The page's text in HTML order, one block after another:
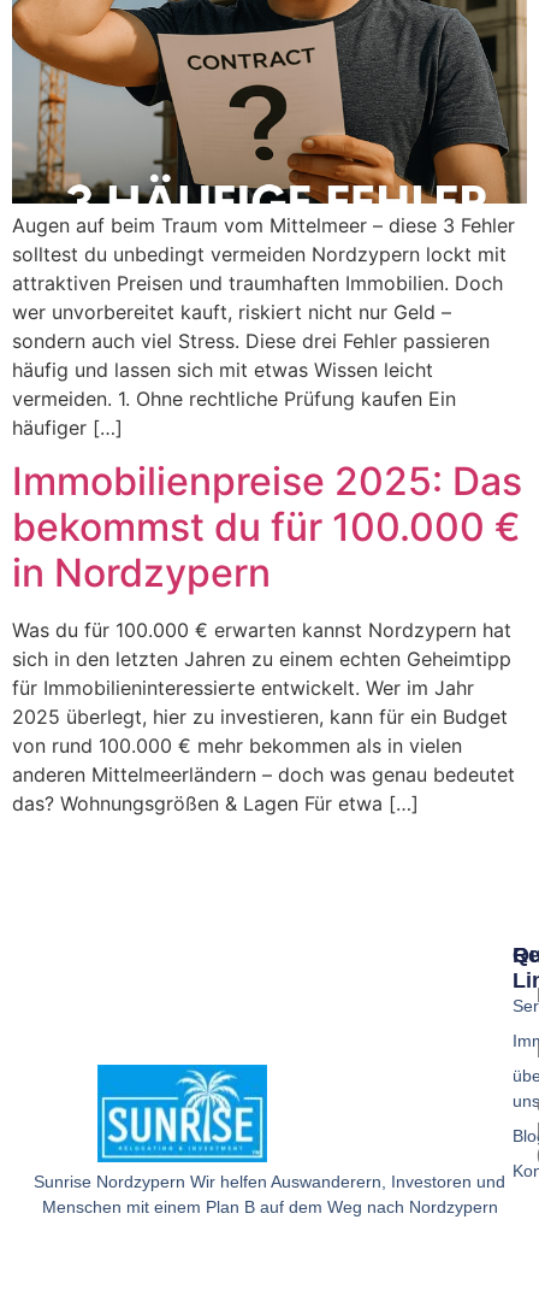
Augen auf beim Traum vom Mittelmeer – diese 3 Fehler
solltest du unbedingt vermeiden Nordzypern lockt mit
attraktiven Preisen und traumhaften Immobilien. Doch
wer unvorbereitet kauft, riskiert nicht nur Geld –
sondern auch viel Stress. Diese drei Fehler passieren
häufig und lassen sich mit etwas Wissen leicht
vermeiden. 1. Ohne rechtliche Prüfung kaufen Ein
häufiger […]
Immobilienpreise 2025: Das
bekommst du für 100.000 €
in Nordzypern
Was du für 100.000 € erwarten kannst Nordzypern hat
sich in den letzten Jahren zu einem echten Geheimtipp
für Immobilieninteressierte entwickelt. Wer im Jahr
2025 überlegt, hier zu investieren, kann für ein Budget
von rund 100.000 € mehr bekommen als in vielen
anderen Mittelmeerländern – doch was genau bedeutet
das? Wohnungsgrößen & Lagen Für etwa […]
Sunrise Nordzypern Wir helfen Auswanderern, Investoren und
Menschen mit einem Plan B auf dem Weg nach Nordzypern
uns